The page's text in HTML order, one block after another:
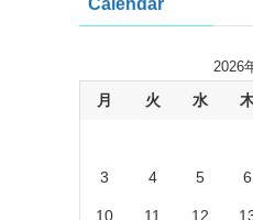
2026
月 火 水
3 4 5 6
10 11 12